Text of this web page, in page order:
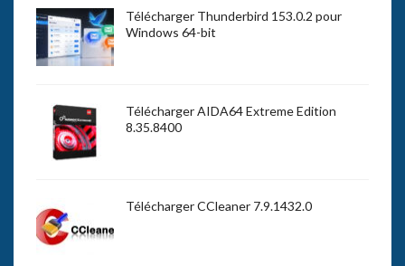
Télécharger Thunderbird 153.0.2 pour
Windows 64-bit
Télécharger AIDA64 Extreme Edition
8.35.8400
Télécharger CCleaner 7.9.1432.0